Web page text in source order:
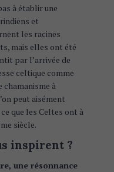
à établir une
et
les racines
mais elles ont été
par l’arrivée de
celtique comme
à
peut aisément
que les Celtes ont à
siècle.
inspirent ?
une résonnance